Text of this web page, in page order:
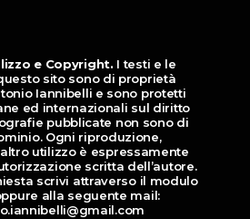
e Copyright. I testi e le
sito sono di proprietà
Iannibelli e sono protetti
ed internazionali sul diritto
pubblicate non sono di
Ogni riproduzione,
utilizzo è espressamente
scritta dell’autore.
scrivi attraverso il modulo
alla seguente mail: